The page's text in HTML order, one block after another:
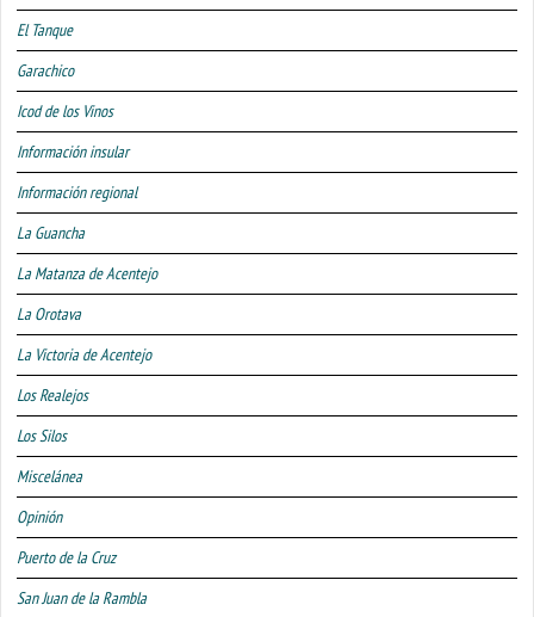
El Tanque
Garachico
Icod de los Vinos
Información insular
Información regional
La Guancha
La Matanza de Acentejo
La Orotava
La Victoria de Acentejo
Los Realejos
Los Silos
Miscelánea
Opinión
Puerto de la Cruz
San Juan de la Rambla